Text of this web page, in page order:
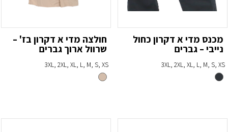
מכנס מדי א דקרון כחול
נייבי – גברים
3XL, 2XL, XL, L, M, S, XS
חולצה מדי א דקרון בז' –
שרוול ארוך גברים
3XL, 2XL, XL, L, M, S, XS